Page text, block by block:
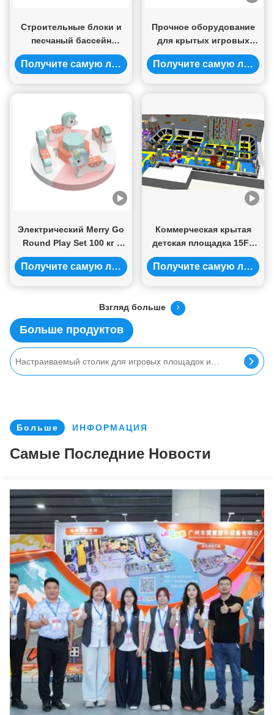
Строительные блоки и
песчаный бассейн
Детское песчаное
оборудование для
помещениях
Получите самую лучшую цену
Прочное оборудование
для крытых игровых
площадок
Получите самую лучшую цену
Электрический Merry Go
Round Play Set 100 кг -
500 кг Вместимость
надувная мягкая играПолучите самую лучшую цену
Коммерческая крытая
детская площадка 15FT
детский трамплин для
парков развлеченийПолучите самую лучшую цену
Взгляд больше
Больше продуктов
Больше ИНФОРМАЦИЯ
Самые Последние Новости